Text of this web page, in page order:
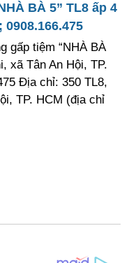
BÀ 5” TL8 ấp 4
0908.166.475
gấp tiệm “NHÀ BÀ
xã Tân An Hội, TP.
Địa chỉ: 350 TL8,
TP. HCM (địa chỉ